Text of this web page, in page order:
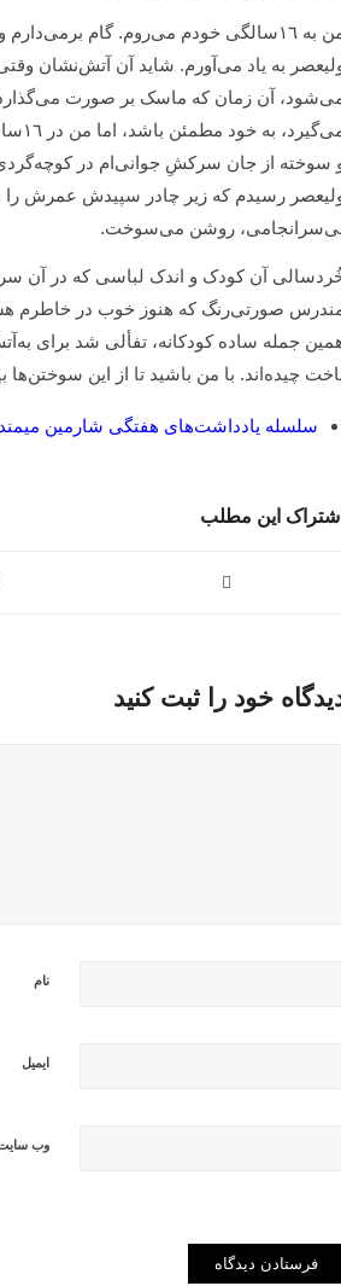
من به ١٦سالگی خودم می‌روم. گام
به یاد می‌آورم. شاید آن آتش‌نشان
آن زمان که ماسک بر صورت می‌گذارد
سوخته از جان سرکشِ جوانی‌ام در
رسیدم که زیر چادر سپیدش عمرش
روشن می‌سوخت.
آن کودک و اندک لباسی که در آن
صورتی‌رنگ که هنوز خوب در خاطرم
جمله ساده کودکانه، تفألی شد برای
چیده‌اند. با من باشید تا از این
سلسله یادداشت‌های هفتگی شارمین
اشتراک این مطلب
خود را ثبت کنید
نام
ایمیل
وب‌